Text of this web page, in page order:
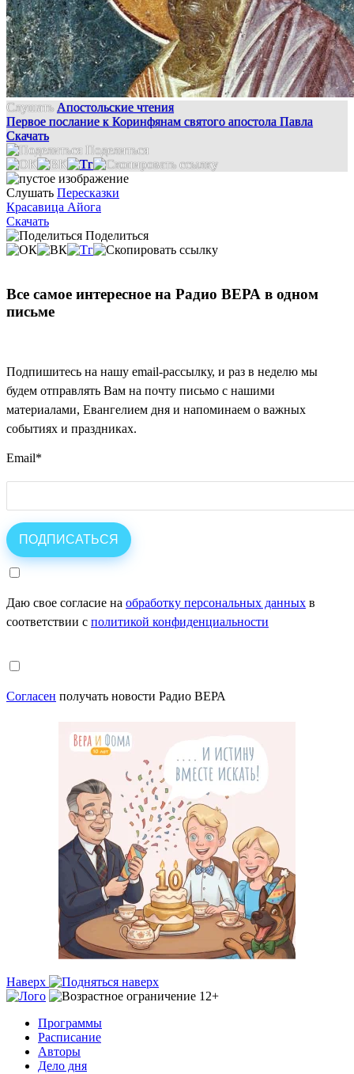
Слушать Апостольские чтения
Первое послание к Коринфянам святого апостола Павла
Скачать
Поделиться
Слушать Пересказки
Красавица Айога
Скачать
Поделиться
Все самое интересное на Радио ВЕРА в одном
письме
Подпишитесь на нашу email-рассылку, и раз в неделю мы
будем отправлять Вам на почту письмо с нашими
материалами, Евангелием дня и напоминаем о важных
событиях и праздниках.
Email*
Даю свое согласие на обработку персональных данных в
соответствии с политикой конфиденциальности
Согласен получать новости Радио ВЕРА
Наверх
Программы
Расписание
Авторы
Дело дня